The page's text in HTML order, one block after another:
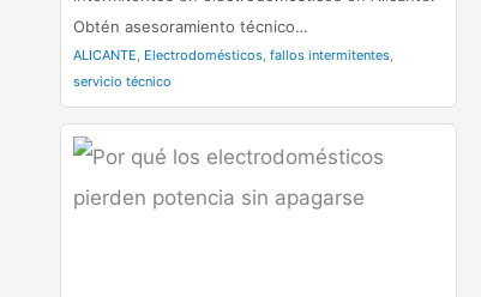
Obtén asesoramiento técnico…
ALICANTE Electrodomésticos, fallos intermitentes,
servicio técnico